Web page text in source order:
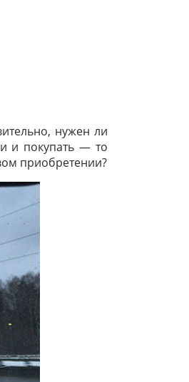
нужен ли
и покупать — то
приобретении?